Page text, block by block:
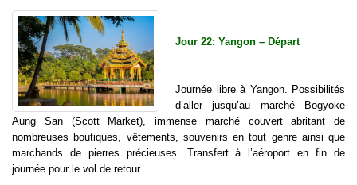
Jour 22: Yangon – Départ
Journée libre à Yangon. Possibilités
d’aller jusqu’au marché Bogyoke
Aung San (Scott Market), immense marché couvert abritant de
nombreuses boutiques, vêtements, souvenirs en tout genre ainsi que
marchands de pierres précieuses. Transfert à l’aéroport en fin de
journée pour le vol de retour.